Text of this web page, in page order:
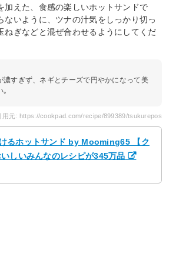
加えた、食感の楽しいホットサンドで
ないように、ツナの汁気をしっかり切っ
ねぎなどと混ぜ合わせるようにしてくだ
濃すぎず、ネギとチーズで円やかになって美
｡
用元: https://cookpad.com/recipe/899389/tsukurepos
るホットサンド by Mooming65 【ク
しいみんなのレシピが345万品